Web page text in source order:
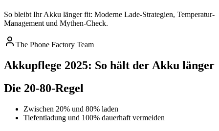
So bleibt Ihr Akku länger fit: Moderne Lade-Strategien, Temperatur-
Management und Mythen-Check.
The Phone Factory Team
Akkupflege 2025: So hält der Akku länger
Die 20-80-Regel
Zwischen 20% und 80% laden
Tiefentladung und 100% dauerhaft vermeiden